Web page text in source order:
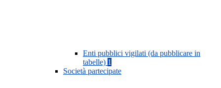
Enti pubblici vigilati (da pubblicare in
tabelle) 1
Società partecipate